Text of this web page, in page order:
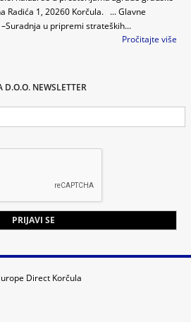
Radića 1, 20260 Korčula. ... Glavne
u pripremi strateških...
Pročitajte više
D.O.O. NEWSLETTER
Direct Korčula